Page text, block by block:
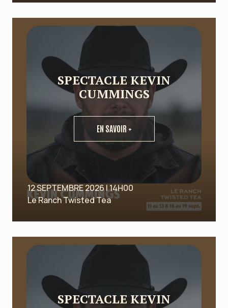
SPECTACLE KEVIN
CUMMINGS
EN SAVOIR +
12 SEPTEMBRE 2026 | 14H00
Le Ranch Twisted Tea
SPECTACLE KEVIN